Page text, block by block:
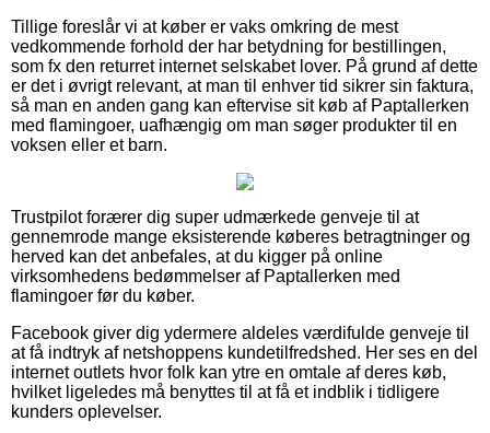
Tillige foreslår vi at køber er vaks omkring de mest
vedkommende forhold der har betydning for bestillingen,
som fx den returret internet selskabet lover. På grund af dette
er det i øvrigt relevant, at man til enhver tid sikrer sin faktura,
så man en anden gang kan eftervise sit køb af Paptallerken
med flamingoer, uafhængig om man søger produkter til en
voksen eller et barn.
Trustpilot forærer dig super udmærkede genveje til at
gennemrode mange eksisterende køberes betragtninger og
herved kan det anbefales, at du kigger på online
virksomhedens bedømmelser af Paptallerken med
flamingoer før du køber.
Facebook giver dig ydermere aldeles værdifulde genveje til
at få indtryk af netshoppens kundetilfredshed. Her ses en del
internet outlets hvor folk kan ytre en omtale af deres køb,
hvilket ligeledes må benyttes til at få et indblik i tidligere
kunders oplevelser.